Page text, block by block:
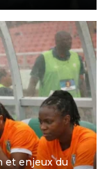
et enjeux du